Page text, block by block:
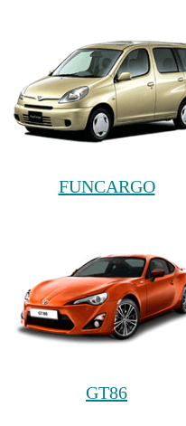
FUNCARGO
GT86